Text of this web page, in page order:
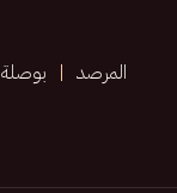
المرصد بوصلة